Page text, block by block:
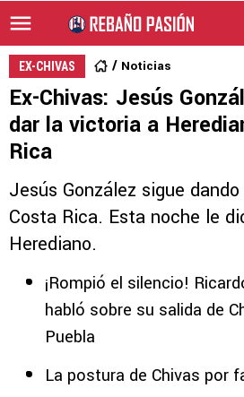
EX-CHIVAS Noticias
Ex-Chivas: Jesús
dar la victoria a
Rica
Jesús González sigue
Costa Rica. Esta noche le
Herediano.
¡Rompió el silencio!
habló sobre su salida de
Puebla
La postura de Chivas por